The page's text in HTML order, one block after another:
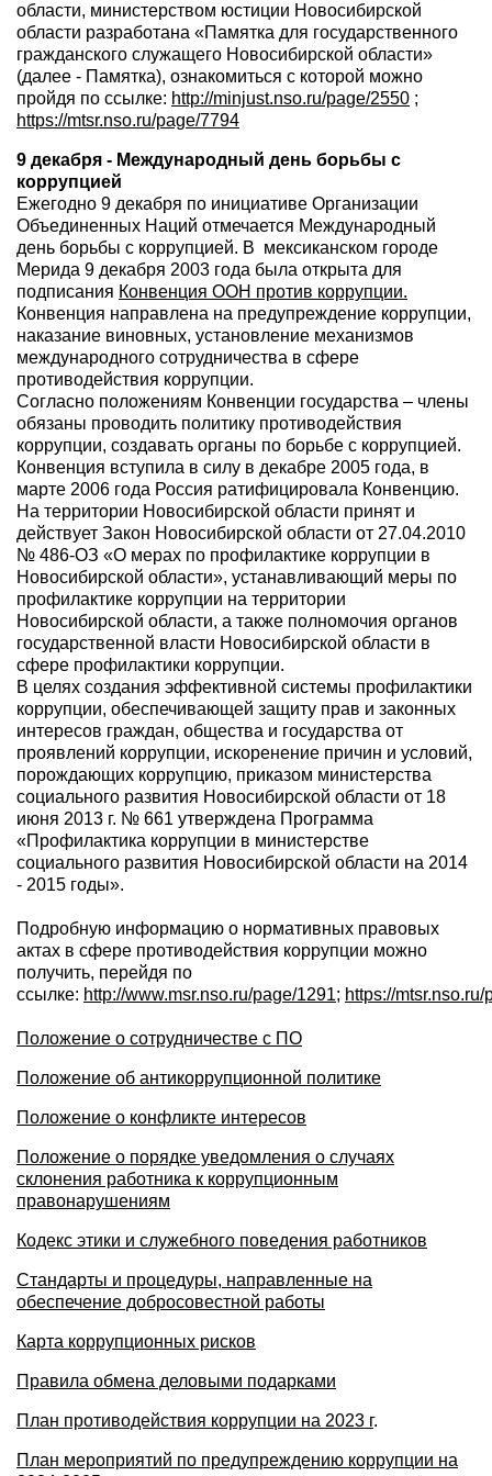
области, министерством юстиции Новосибирской
области разработана «Памятка для государственного
гражданского служащего Новосибирской области»
(далее - Памятка), ознакомиться с которой можно
пройдя по ссылке: http://minjust.nso.ru/page/2550 ;
https://mtsr.nso.ru/page/7794
9 декабря - Международный день борьбы с
коррупцией
Ежегодно 9 декабря по инициативе Организации
Объединенных Наций отмечается Международный
день борьбы с коррупцией. В мексиканском городе
Мерида 9 декабря 2003 года была открыта для
подписания Конвенция ООН против коррупции.
Конвенция направлена на предупреждение коррупции,
наказание виновных, установление механизмов
международного сотрудничества в сфере
противодействия коррупции.
Согласно положениям Конвенции государства – члены
обязаны проводить политику противодействия
коррупции, создавать органы по борьбе с коррупцией.
Конвенция вступила в силу в декабре 2005 года, в
марте 2006 года Россия ратифицировала Конвенцию.
На территории Новосибирской области принят и
действует Закон Новосибирской области от 27.04.2010
№ 486-ОЗ «О мерах по профилактике коррупции в
Новосибирской области», устанавливающий меры по
профилактике коррупции на территории
Новосибирской области, а также полномочия органов
государственной власти Новосибирской области в
сфере профилактики коррупции.
В целях создания эффективной системы профилактики
коррупции, обеспечивающей защиту прав и законных
интересов граждан, общества и государства от
проявлений коррупции, искоренение причин и условий,
порождающих коррупцию, приказом министерства
социального развития Новосибирской области от 18
июня 2013 г. № 661 утверждена Программа
«Профилактика коррупции в министерстве
социального развития Новосибирской области на 2014
- 2015 годы».
Подробную информацию о нормативных правовых
актах в сфере противодействия коррупции можно
получить, перейдя по
ссылке: http://www.msr.nso.ru/page/1291; https://
Положение о сотрудничестве с ПО
Положение об антикоррупционной политике
Положение о конфликте интересов
Положение о порядке уведомления о случаях
склонения работника к коррупционным
правонарушениям
Кодекс этики и служебного поведения работников
Стандарты и процедуры, направленные на
обеспечение добросовестной работы
Карта коррупционных рисков
Правила обмена деловыми подарками
План противодействия коррупции на 2023 г.
План мероприятий по предупреждению коррупции на